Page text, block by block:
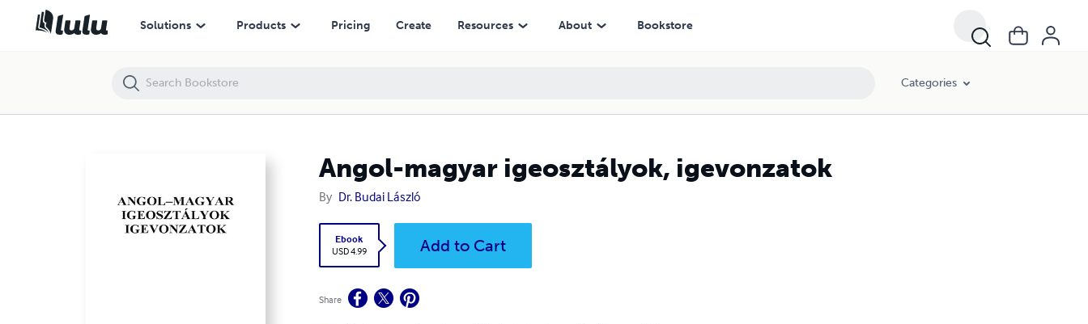
Solutions Products Pricing Create Resources About Bookstore
Categories
Angol-magyar igeosztályok, igevonzatok
By Dr. Budai László
Ebook
USD 4.99
Add to Cart
Share
Angol-magyar igeosztályok, igevonzatok